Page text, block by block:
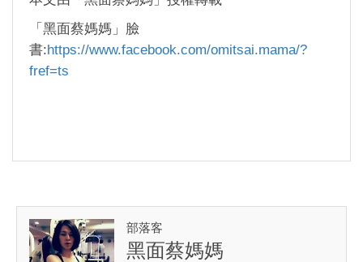
「黑面蔡媽媽」臉
書:https://www.facebook.com/omitsai.mama/?
fref=ts
部落客
黑面蔡媽媽